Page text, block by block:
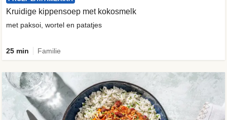
Kruidige kippensoep met kokosmelk
met paksoi, wortel en patatjes
25 min Familie